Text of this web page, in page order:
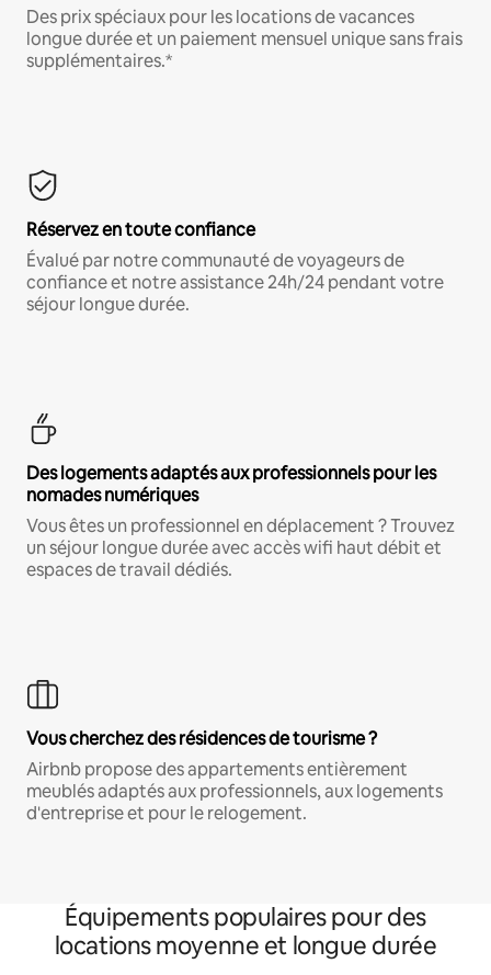
Des prix spéciaux pour les locations de vacances
longue durée et un paiement mensuel unique sans frais
supplémentaires.*
Réservez en toute confiance
Évalué par notre communauté de voyageurs de
confiance et notre assistance 24h/24 pendant votre
séjour longue durée.
Des logements adaptés aux professionnels pour les
nomades numériques
Vous êtes un professionnel en déplacement ? Trouvez
un séjour longue durée avec accès wifi haut débit et
espaces de travail dédiés.
Vous cherchez des résidences de tourisme ?
Airbnb propose des appartements entièrement
meublés adaptés aux professionnels, aux logements
d'entreprise et pour le relogement.
Équipements populaires pour des
locations moyenne et longue durée